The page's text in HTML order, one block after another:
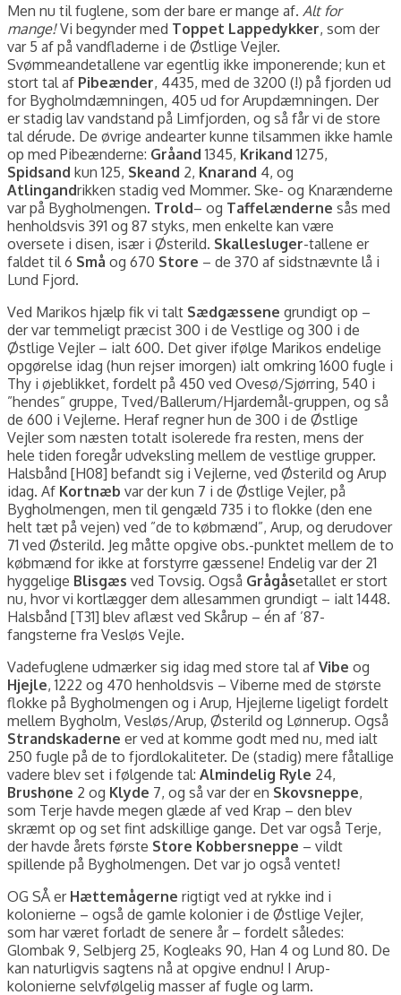
Men nu til fuglene, som der bare er mange af. Alt for
mange!Vi begynder med Toppet Lappedykker, som der
var 5 af på vandfladerne i de Østlige Vejler.
Svømmeandetallene var egentlig ikke imponerende; kun et
stort tal af Pibeænder, 4435, med de 3200 (!) på fjorden ud
for Bygholmdæmningen, 405 ud for Arupdæmningen. Der
er stadig lav vandstand på Limfjorden, og så får vi de store
tal dérude. De øvrige andearter kunne tilsammen ikke hamle
op med Pibeænderne: Gråand 1345, Krikand 1275,
Spidsand kun 125, Skeand 2, Knarand 4, og
Atlingandrikken stadig ved Mommer. Ske- og Knarænderne
var på Bygholmengen. Trold– og Taffelænderne sås med
henholdsvis 391 og 87 styks, men enkelte kan være
oversete i disen, især i Østerild. Skallesluger-tallene er
faldet til 6 Små og 670 Store – de 370 af sidstnævnte lå i
Lund Fjord.
Ved Marikos hjælp fik vi talt Sædgæssene grundigt op –
der var temmeligt præcist 300 i de Vestlige og 300 i de
Østlige Vejler – ialt 600. Det giver ifølge Marikos endelige
opgørelse idag (hun rejser imorgen) ialt omkring 1600 fugle i
Thy i øjeblikket, fordelt på 450 ved Ovesø/Sjørring, 540 i
”hendes” gruppe, Tved/Ballerum/Hjardemål-gruppen, og så
de 600 i Vejlerne. Heraf regner hun de 300 i de Østlige
Vejler som næsten totalt isolerede fra resten, mens der
hele tiden foregår udveksling mellem de vestlige grupper.
Halsbånd [H08] befandt sig i Vejlerne, ved Østerild og Arup
idag. Af Kortnæb var der kun 7 i de Østlige Vejler, på
Bygholmengen, men til gengæld 735 i to flokke (den ene
helt tæt på vejen) ved ”de to købmænd”, Arup, og derudover
71 ved Østerild. Jeg måtte opgive obs.-punktet mellem de to
købmænd for ikke at forstyrre gæssene! Endelig var der 21
hyggelige Blisgæs ved Tovsig. Også Grågåsetallet er stort
nu, hvor vi kortlægger dem allesammen grundigt – ialt 1448.
Halsbånd [T31] blev aflæst ved Skårup – én af ’87-
fangsterne fra Vesløs Vejle.
Vadefuglene udmærker sig idag med store tal af Vibe og
Hjejle, 1222 og 470 henholdsvis – Viberne med de største
flokke på Bygholmengen og i Arup, Hjejlerne ligeligt fordelt
mellem Bygholm, Vesløs/Arup, Østerild og Lønnerup. Også
Strandskaderne er ved at komme godt med nu, med ialt
250 fugle på de to fjordlokaliteter. De (stadig) mere fåtallige
vadere blev set i følgende tal: Almindelig Ryle 24,
Brushøne 2 og Klyde 7, og så var der en Skovsneppe,
som Terje havde megen glæde af ved Krap – den blev
skræmt op og set fint adskillige gange. Det var også Terje,
der havde årets første Store Kobbersneppe – vildt
spillende på Bygholmengen. Det var jo også ventet!
OG SÅ er Hættemågerne rigtigt ved at rykke ind i
kolonierne – også de gamle kolonier i de Østlige Vejler,
som har været forladt de senere år – fordelt således:
Glombak 9, Selbjerg 25, Kogleaks 90, Han 4 og Lund 80. De
kan naturligvis sagtens nå at opgive endnu! I Arup-
kolonierne selvfølgelig masser af fugle og larm.